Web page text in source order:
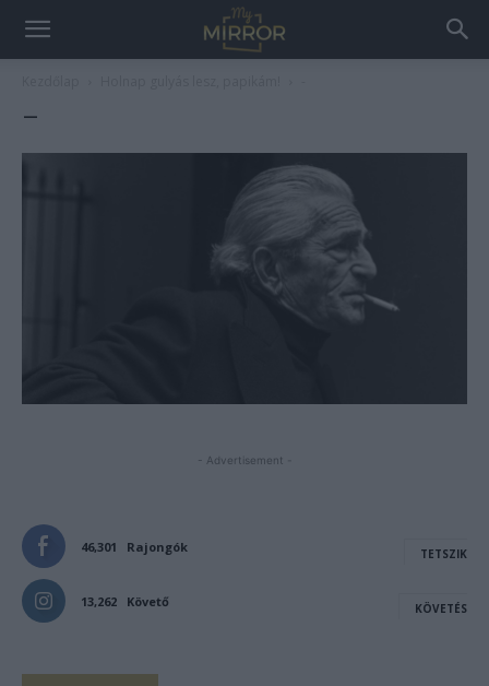
–
- Advertisement -
46,301 Rajongók TETSZIK
13,262 Követő KÖVETÉS